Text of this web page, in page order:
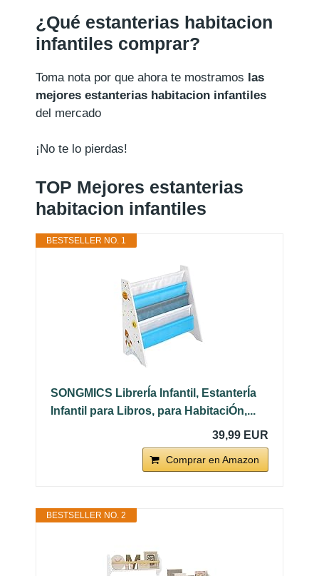
¿Qué estanterias habitacion
infantiles comprar?
Toma nota por que ahora te mostramos las
mejores estanterias habitacion infantiles
del mercado
¡No te lo pierdas!
TOP Mejores estanterias
habitacion infantiles
BESTSELLER NO. 1
SONGMICS LibrerÍa Infantil, EstanterÍa
Infantil para Libros, para HabitaciÓn,...
39,99 EUR
Comprar en Amazon
BESTSELLER NO. 2